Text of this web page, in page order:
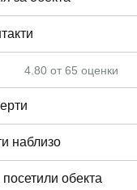
4.80 от 65 оценки
наблизо
обекта